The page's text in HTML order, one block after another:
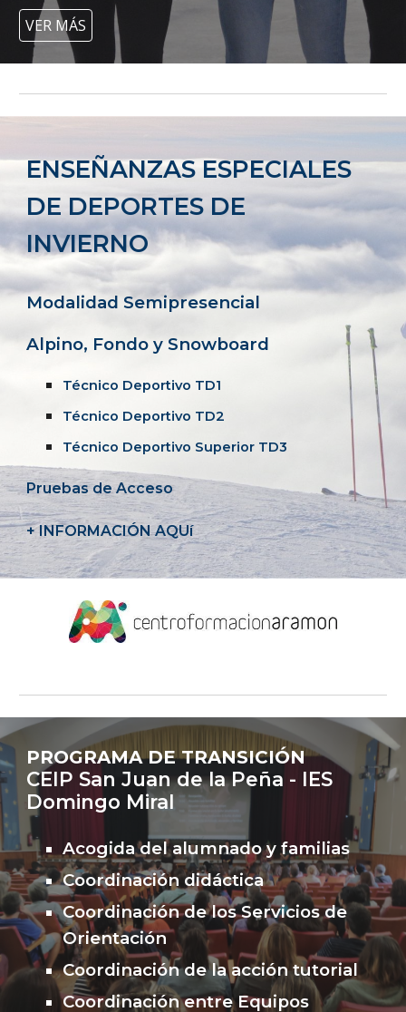
VER MÁS
ENSEÑANZAS ESPECIALES
DE DEPORTES DE
INVIERNO
Modalidad Semipresencial
Alpino, Fondo y Snowboard
Técnico Deportivo TD1
Técnico Deportivo TD2
Técnico Deportivo Superior TD3
Pruebas de Acceso
+ INFORMACIÓN AQUí
PROGRAMA DE TRANSICIÓN
CEIP San Juan de la Peña - IES
Domingo Miral
Acogida del alumnado y familias
Coordinación didáctica
Coordinación de los Servicios de
Orientación
Coordinación de la acción tutorial
Coordinación entre Equipos